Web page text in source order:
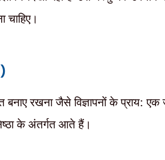
चाहिए।
रखना जैसे विज्ञापनों के प्राय: एक
के अंतर्गत आते हैं।